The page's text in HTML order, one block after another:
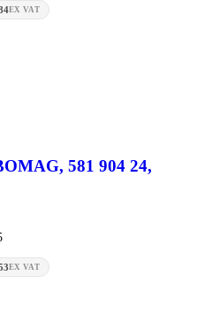
EX VAT
581 904 24,
EX VAT